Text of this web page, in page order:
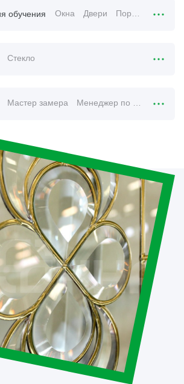
обучения Окна Двери Порталы
Стекло
Мастер замера Менеджер по продажам